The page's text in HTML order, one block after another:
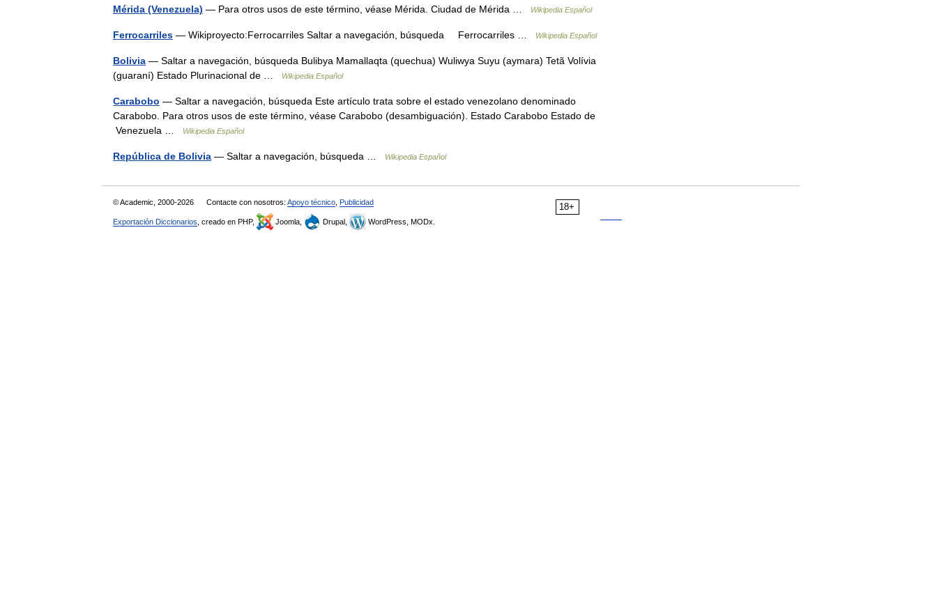
Mérida (Venezuela) — Para otros usos de este término, véase Mérida. Ciudad de Mérida … Wikipedia Español
Ferrocarriles — Wikiproyecto:Ferrocarriles Saltar a navegación, búsqueda Ferrocarriles … Wikipedia Español
Bolivia — Saltar a navegación, búsqueda Bulibya Mamallaqta (quechua) Wuliwya Suyu (aymara) Tetã Volívia
(guaraní) Estado Plurinacional de …
Wikipedia Español
Carabobo — Saltar a navegación, búsqueda Este artículo trata sobre el estado venezolano denominado
Carabobo. Para otros usos de este término, véase Carabobo (desambiguación). Estado Carabobo Estado de
Venezuela …
Wikipedia Español
República de Bolivia — Saltar a navegación, búsqueda … Wikipedia Español
18+
© Academic, 2000-2026 Contacte con nosotros: Apoyo técnico Publicidad
Exportación Diccionarios , creado en PHP, Joomla, Drupal, WordPress, MODx.